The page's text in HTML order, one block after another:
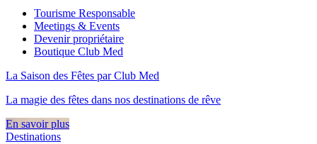
Tourisme Responsable
Meetings & Events
Devenir propriétaire
Boutique Club Med
La Saison des Fêtes par Club Med
La magie des fêtes dans nos destinations de rêve​
En savoir plus
Destinations